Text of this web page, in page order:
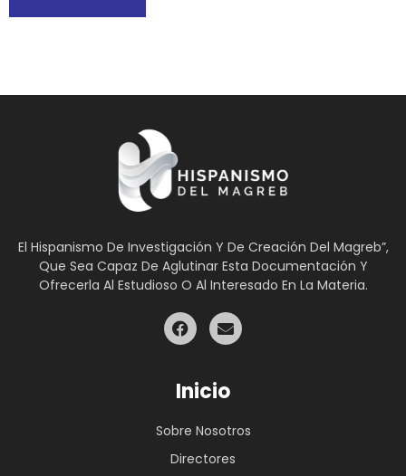
El Hispanismo De Investigación Y De Creación Del Magreb”,
Que Sea Capaz De Aglutinar Esta Documentación Y
Ofrecerla Al Estudioso O Al Interesado En La Materia.
Inicio
Sobre Nosotros
Directores